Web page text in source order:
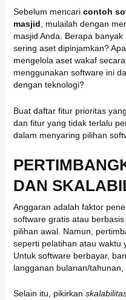
Sebelum mencari contoh
masjid , mulailah dengan
masjid Anda. Berapa
sering aset dipinjamkan?
mengelola aset wakaf
menggunakan software ini
dengan teknologi?
Buat daftar fitur prioritas
dan fitur yang tidak terlalu
dalam menyaring pilihan
DAN
Anggaran adalah faktor
software gratis atau
pilihan awal. Namun,
seperti pelatihan atau waktu
Untuk software berbayar,
langganan bulanan/
Selain itu, pikirkan